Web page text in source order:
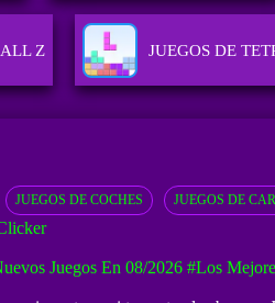
Z JUEGOS DE
JUEGOS DE COCHES JUEGOS DE
Juegos En 08/2026 #Los